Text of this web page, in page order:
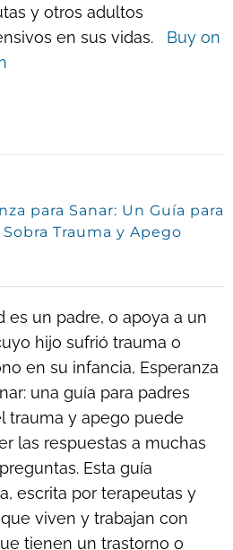
y otros adultos
en sus vidas. Buy on
para Sanar: Un Guía para
Sobra Trauma y Apego
es un padre, o apoya a un
hijo sufrió trauma o
en su infancia, Esperanza
una guía para padres
trauma y apego puede
las respuestas a muchas
Esta guía
escrita por terapeutas y
viven y trabajan con
tienen un trastorno o